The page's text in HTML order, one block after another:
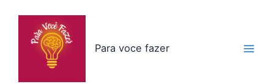
Para voce fazer